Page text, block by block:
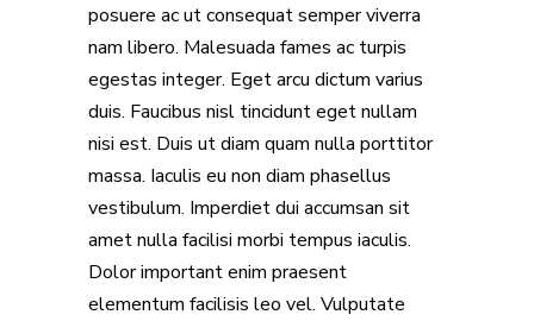
posuere ac ut consequat semper viverra
nam libero. Malesuada fames ac turpis
egestas integer. Eget arcu dictum varius
duis. Faucibus nisl tincidunt eget nullam
nisi est. Duis ut diam quam nulla porttitor
massa. Iaculis eu non diam phasellus
vestibulum. Imperdiet dui accumsan sit
amet nulla facilisi morbi tempus iaculis.
Dolor important enim praesent
elementum facilisis leo vel. Vulputate